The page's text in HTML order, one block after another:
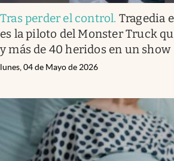
Tras perder el control. Tragedia
es la piloto del Monster Truck
y más de 40 heridos en un show
lunes, 04 de Mayo de 2026